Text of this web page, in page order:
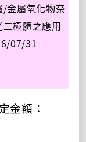
/金屬氧化物奈
極體之應用
07/31
金額：